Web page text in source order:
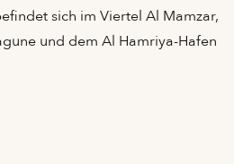
sich im Viertel Al Mamzar,
und dem Al Hamriya-Hafen